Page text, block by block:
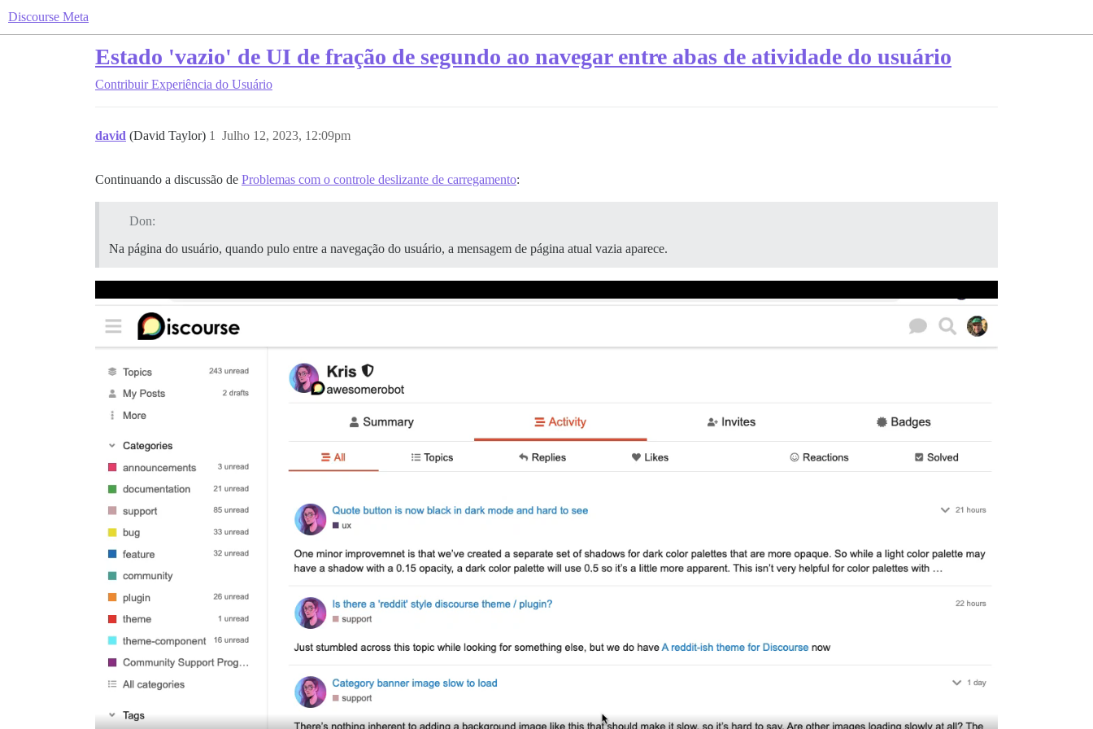
Discourse Meta
Estado 'vazio' de UI de fração de segundo ao navegar entre abas de atividade do usuário
Contribuir Experiência do Usuário
david (David Taylor) Julho 12, 2023, 12:09pm
1
Continuando a discussão de Problemas com o controle deslizante de carregamento:
Don:
Na página do usuário, quando pulo entre a navegação do usuário, a mensagem de página atual vazia aparece.